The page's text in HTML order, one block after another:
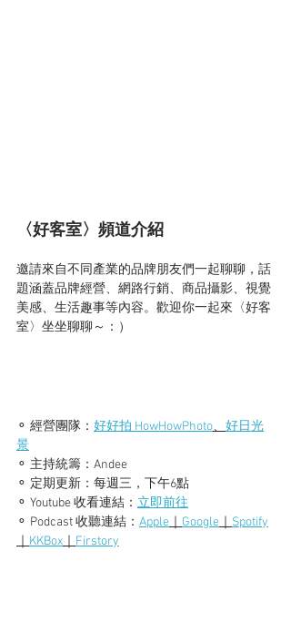
〈好客室〉頻道介紹
邀請來自不同產業的品牌朋友們一起聊聊，話
題涵蓋品牌經營、網路行銷、商品攝影、視覺
美感、生活趣事等內容。歡迎你一起來〈好客
室〉坐坐聊聊～：）
⚬ 經營團隊： 好好拍 HowHowPhoto、 好日光
景
⚬ 主持統籌：Andee
⚬ 定期更新：每週三，下午6點
⚬ Youtube 收看連結： 立即前往
⚬ Podcast 收聽連結： Apple Google
Spotify
KKBox Firstory